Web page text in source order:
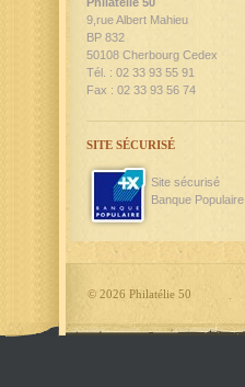
9,rue Albert Mahieu
BP 832
50108 Cherbourg Cedex
Tél. : 02 33 93 55 91
Fax : 02 33 93 56 74
SITE SÉCURISÉ
Site sécurisé
Banque Populaire
© 2026 Philatélie 50